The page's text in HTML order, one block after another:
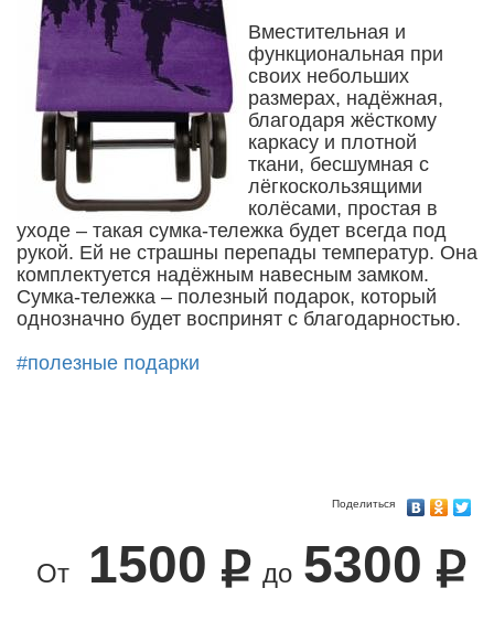
Вместительная и
функциональная при
своих небольших
размерах, надёжная,
благодаря жёсткому
каркасу и плотной
ткани, бесшумная с
лёгкоскользящими
колёсами, простая в
уходе – такая сумка-тележка будет всегда под
рукой. Ей не страшны перепады температур. Она
комплектуется надёжным навесным замком.
Сумка-тележка – полезный подарок, который
однозначно будет воспринят с благодарностью.
#полезные подарки
Поделиться
От 1500 до 5300